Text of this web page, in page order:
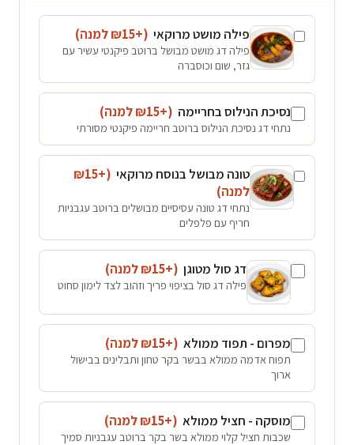
פילה מושט מרוקאי (+₪
15 למנה)
פילה דג מושט מבושל ברוטב פיקנטי עשיר עם
גזר, שום וכוסברה
נסיכת הנילוס בחריימה (+₪
15 למנה)
נתחי דג נסיכת הנילוס ברוטב חריימה פיקנטי מסורתי
טונה מבושל בנוסח מרוקאי (+₪
15
למנה)
נתחי דג טונה עסיסיים מבושלים ברוטב עגבניות
חריף עם פלפלים
דג סול מטוגן (+₪
15 למנה)
פילה דג סול בציפוי פריך וזהוב לצד לימון סחוט
מפרום - תפוד ממולא (+₪
15 למנה)
תפוח אדמה ממולא בבשר בקר טחון ותבלינים בבישול
ארוך
מוסקה - חציל ממולא (+₪
15 למנה)
שכבות חציל קלוי ממולא בשר בקר ברוטב עגבניות סמיך